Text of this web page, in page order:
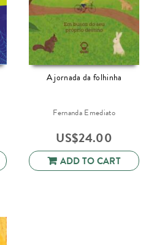
A jornada da folhinha
Fernanda Emediato
US$24.00
ADD TO CART